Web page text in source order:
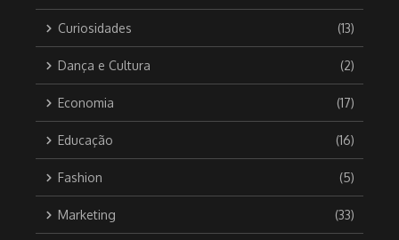
Curiosidades (13)
Dança e Cultura (2)
Economia (17)
Educação (16)
Fashion (5)
Marketing (33)